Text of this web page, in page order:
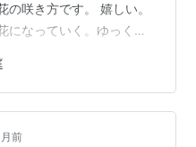
咲き方です。 嬉しい。
になっていく。ゆっくり
じて、それを信じて、成
あれば、そうしない年も
く、自分で決めて、その
私も凛々しくありた
前